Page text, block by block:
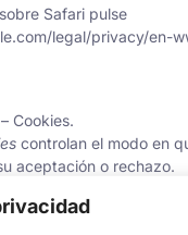
Safari pulse
legal/privacy/en-
Cookies.
controlan el modo en
aceptación o rechazo.
Opera pulse